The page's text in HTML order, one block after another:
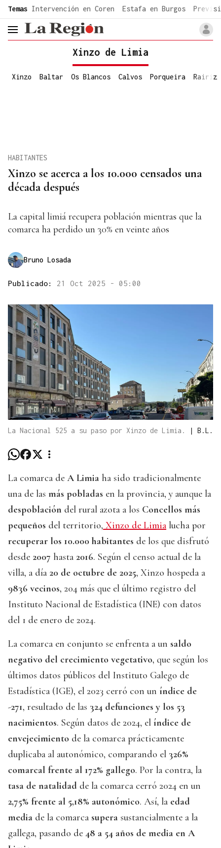
common.go-to-content
Temas Intervención en Coren Estafa en Burgos
header.menu.open
Xinzo de Limia
Xinzo Baltar Os Blancos Calvos Porqueira Rairiz
Xinzo se acerca a los 10.000 censados una
década después
HABITANTES
La capital limiá recupera población mientras que la
comarca ha perdido un 30% en veinte años
Bruno Losada
Publicado: 21 Oct 2025 - 05:00
La Nacional 525 a su paso por Xinzo de Limia. | B.L.
La comarca de A Limia ha sido tradicionalmente
una de las más pobladas en la provincia, y aunque la
despoblación del rural azota a los Concellos más
pequeños del territorio, Xinzo de Limia lucha por
recuperar los 10.000 habitantes de los que disfrutó
desde 2007 hasta 2016. Según el censo actual de la
villa, a día 20 de octubre de 2025, Xinzo hospeda a
9836 vecinos, 204 más que el último registro del
Instituto Nacional de Estadística (INE) con datos
del 1 de enero de 2024.
La comarca en conjunto se enfrenta a un saldo
negativo del crecimiento vegetativo, que según los
últimos datos públicos del Instituto Galego de
Estadística (IGE), el 2023 cerró con un índice de
-271, resultado de las 324 defunciones y los 53
nacimientos. Según datos de 2024, el índice de
envejecimiento de la comarca prácticamente
duplicaba al autonómico, comparando el 326%
comarcal frente al 172% gallego. Por la contra, la
tasa de natalidad de la comarca cerró 2024 en un
2,75% frente al 5,18% autonómico. Así, la edad
media de la comarca supera sustancialmente a la
gallega, pasando de 48 a 54 años de media en A